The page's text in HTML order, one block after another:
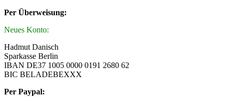
Per Überweisung:
Neues Konto:
Hadmut Danisch
Sparkasse Berlin
IBAN DE37 1005 0000 0191 2680 62
BIC BELADEBEXXX
Per Paypal: